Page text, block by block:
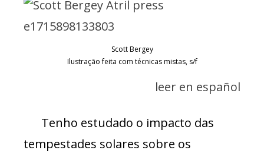
Scott Bergey
Ilustração feita com técnicas mistas, s/f
leer en español
Tenho estudado o impacto das
tempestades solares sobre os